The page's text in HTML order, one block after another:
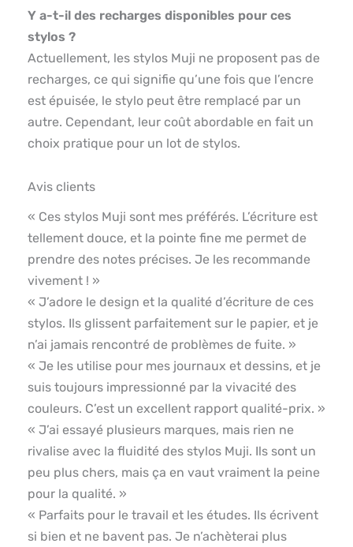
Y a-t-il des recharges disponibles pour ces
stylos ?
Actuellement, les stylos Muji ne proposent pas de
recharges, ce qui signifie qu’une fois que l’encre
est épuisée, le stylo peut être remplacé par un
autre. Cependant, leur coût abordable en fait un
choix pratique pour un lot de stylos.
Avis clients
« Ces stylos Muji sont mes préférés. L’écriture est
tellement douce, et la pointe fine me permet de
prendre des notes précises. Je les recommande
vivement ! »
« J’adore le design et la qualité d’écriture de ces
stylos. Ils glissent parfaitement sur le papier, et je
n’ai jamais rencontré de problèmes de fuite. »
« Je les utilise pour mes journaux et dessins, et je
suis toujours impressionné par la vivacité des
couleurs. C’est un excellent rapport qualité-prix. »
« J’ai essayé plusieurs marques, mais rien ne
rivalise avec la fluidité des stylos Muji. Ils sont un
peu plus chers, mais ça en vaut vraiment la peine
pour la qualité. »
« Parfaits pour le travail et les études. Ils écrivent
si bien et ne bavent pas. Je n’achèterai plus